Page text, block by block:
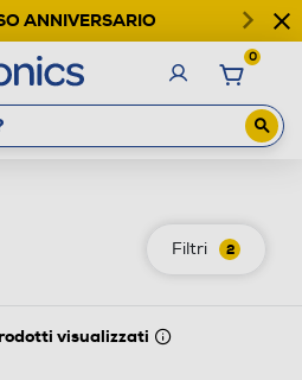
ANNIVERSARIO
0
Filtri 2
visualizzati